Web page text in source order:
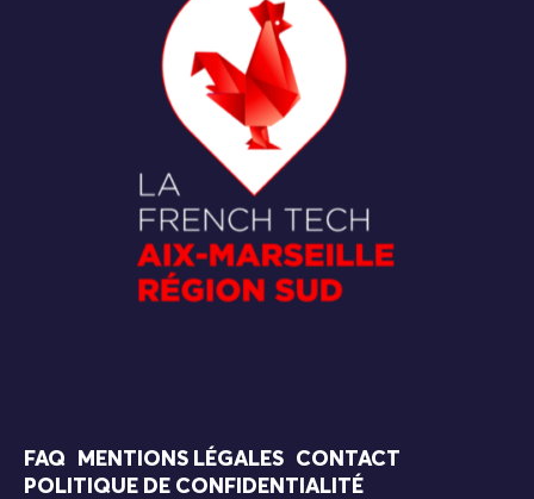
FAQ MENTIONS LÉGALES
CONTACT
POLITIQUE DE CONFIDENTIALITÉ